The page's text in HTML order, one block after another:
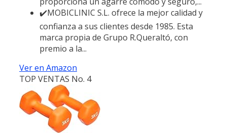
✔️MOBICLINIC S.L. ofrece la mejor calidad y
confianza a sus clientes desde 1985. Esta
marca propia de Grupo R.Queraltó, con
premio a la...
Ver en Amazon
TOP VENTAS No. 4